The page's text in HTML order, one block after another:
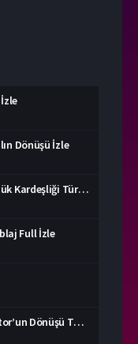
Dönüşü İzle
Yüzüklerin Efendisi: Yüzük Kardeşliği Türkçe Dublaj İzle
Full İzle
Yıldız Savaşları İmparator’un Dönüşü Türkçe Dublaj İzle